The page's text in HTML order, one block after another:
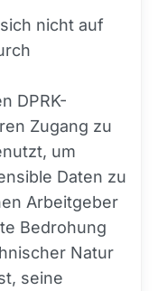
nicht auf
DPRK-
Zugang zu
um
Daten zu
Arbeitgeber
Bedrohung
Natur
seine